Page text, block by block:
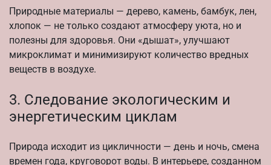
Природные материалы — дерево, камень, бамбук, лен,
хлопок — не только создают атмосферу уюта, но и
полезны для здоровья. Они «дышат», улучшают
микроклимат и минимизируют количество вредных
веществ в воздухе.
3. Следование экологическим и
энергетическим циклам
Природа исходит из цикличности — день и ночь, смена
времен года, круговорот воды. В интерьере, созданном